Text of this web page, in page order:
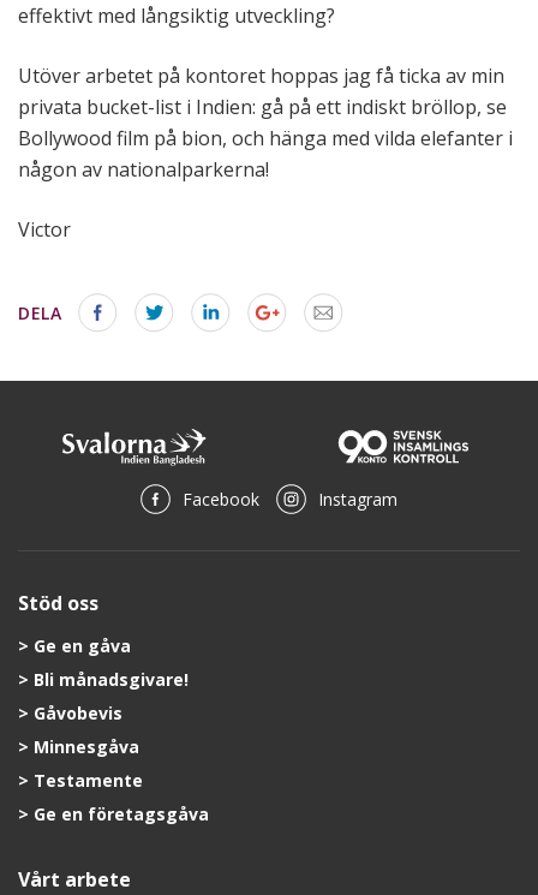
effektivt med långsiktig utveckling?
Utöver arbetet på kontoret hoppas jag få ticka av min
privata bucket-list i Indien: gå på ett indiskt bröllop, se
Bollywood film på bion, och hänga med vilda elefanter i
någon av nationalparkerna!
Victor
DELA
Facebook Instagram
Stöd oss
Ge en gåva
Bli månadsgivare!
Gåvobevis
Minnesgåva
Testamente
Ge en företagsgåva
Vårt arbete